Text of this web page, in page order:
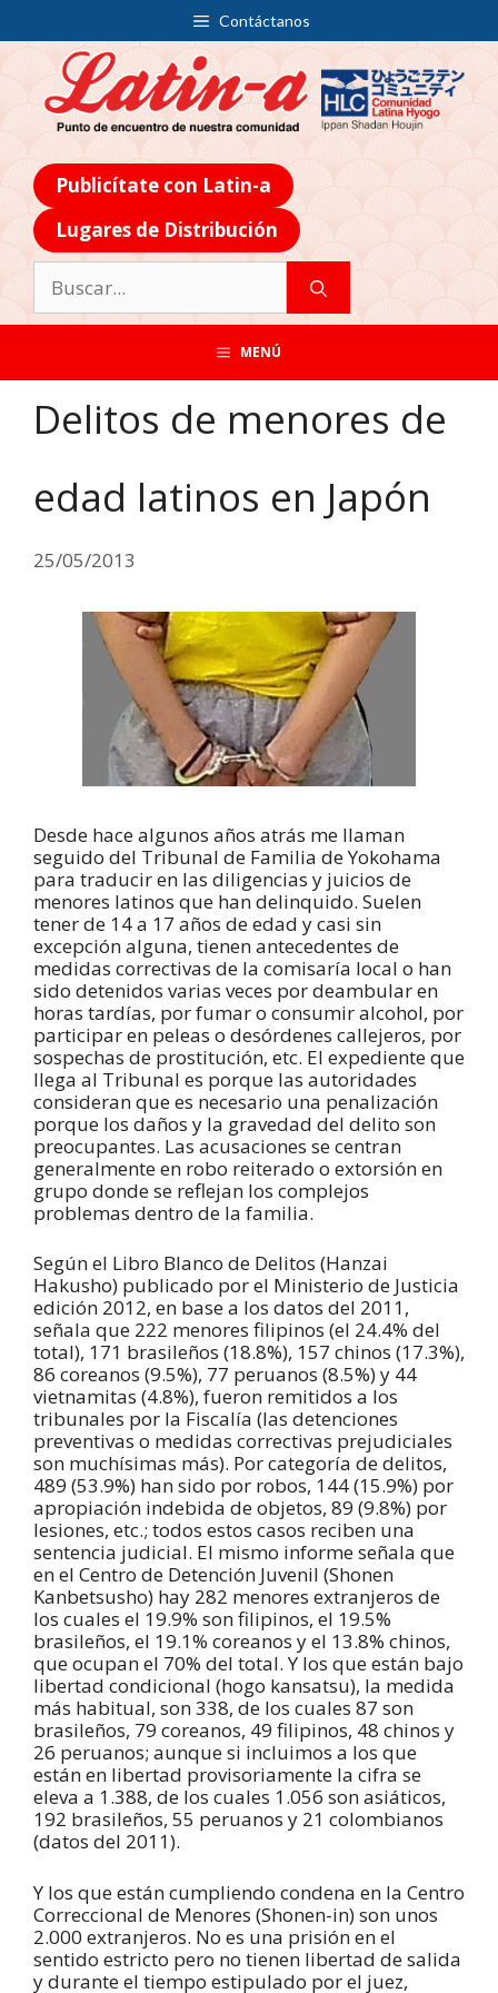
Contáctanos
Publicítate con Latin-a
Lugares de Distribución
MENÚ
Delitos de menores de
edad latinos en Japón
25/05/2013
Desde hace algunos años atrás me llaman
seguido del Tribunal de Familia de Yokohama
para traducir en las diligencias y juicios de
menores latinos que han delinquido. Suelen
tener de 14 a 17 años de edad y casi sin
excepción alguna, tienen antecedentes de
medidas correctivas de la comisaría local o han
sido detenidos varias veces por deambular en
horas tardías, por fumar o consumir alcohol, por
participar en peleas o desórdenes callejeros, por
sospechas de prostitución, etc. El expediente que
llega al Tribunal es porque las autoridades
consideran que es necesario una penalización
porque los daños y la gravedad del delito son
preocupantes. Las acusaciones se centran
generalmente en robo reiterado o extorsión en
grupo donde se reflejan los complejos
problemas dentro de la familia.
Según el Libro Blanco de Delitos (Hanzai
Hakusho) publicado por el Ministerio de Justicia
edición 2012, en base a los datos del 2011,
señala que 222 menores filipinos (el 24.4% del
total), 171 brasileños (18.8%), 157 chinos (17.3%),
86 coreanos (9.5%), 77 peruanos (8.5%) y 44
vietnamitas (4.8%), fueron remitidos a los
tribunales por la Fiscalía (las detenciones
preventivas o medidas correctivas prejudiciales
son muchísimas más). Por categoría de delitos,
489 (53.9%) han sido por robos, 144 (15.9%) por
apropiación indebida de objetos, 89 (9.8%) por
lesiones, etc.; todos estos casos reciben una
sentencia judicial. El mismo informe señala que
en el Centro de Detención Juvenil (Shonen
Kanbetsusho) hay 282 menores extranjeros de
los cuales el 19.9% son filipinos, el 19.5%
brasileños, el 19.1% coreanos y el 13.8% chinos,
que ocupan el 70% del total. Y los que están bajo
libertad condicional (hogo kansatsu), la medida
más habitual, son 338, de los cuales 87 son
brasileños, 79 coreanos, 49 filipinos, 48 chinos y
26 peruanos; aunque si incluimos a los que
están en libertad provisoriamente la cifra se
eleva a 1.388, de los cuales 1.056 son asiáticos,
192 brasileños, 55 peruanos y 21 colombianos
(datos del 2011).
Y los que están cumpliendo condena en la Centro
Correccional de Menores (Shonen-in) son unos
2.000 extranjeros. No es una prisión en el
sentido estricto pero no tienen libertad de salida
y durante el tiempo estipulado por el juez,